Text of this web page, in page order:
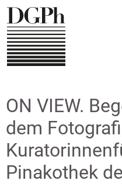
Direkt
zum
Inhalt
ON VIEW.
dem
Pinakothek